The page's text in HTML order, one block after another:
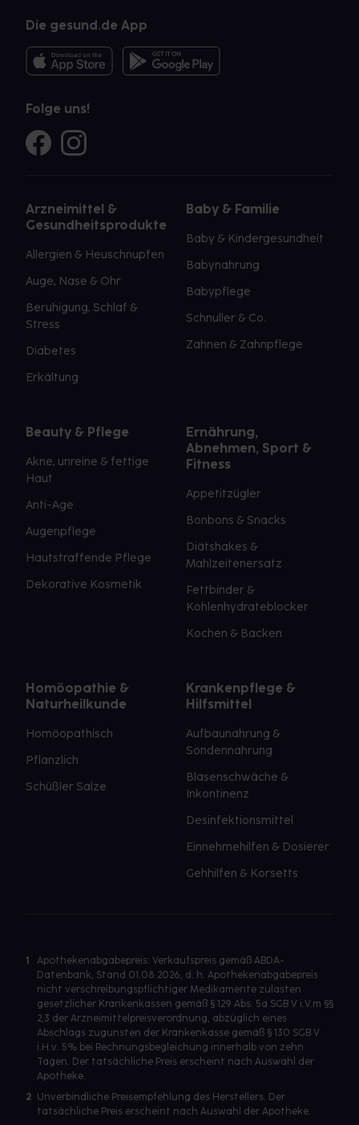
Die gesund.de App
Folge uns!
Arzneimittel &
Gesundheitsprodukte
Allergien & Heuschnupfen
Auge, Nase & Ohr
Beruhigung, Schlaf &
Stress
Diabetes
Erkältung
Baby & Familie
Baby & Kindergesundheit
Babynahrung
Babypflege
Schnuller & Co.
Zahnen & Zahnpflege
Beauty & Pflege
Akne, unreine & fettige
Haut
Anti-Age
Augenpflege
Hautstraffende Pflege
Dekorative Kosmetik
Ernährung,
Abnehmen, Sport &
Fitness
Appetitzügler
Bonbons & Snacks
Diätshakes &
Mahlzeitenersatz
Fettbinder &
Kohlenhydrateblocker
Kochen & Backen
Homöopathie &
Naturheilkunde
Homöopathisch
Pflanzlich
Schüßler Salze
Krankenpflege &
Hilfsmittel
Aufbaunahrung &
Sondennahrung
Blasenschwäche &
Inkontinenz
Desinfektionsmittel
Einnehmehilfen & Dosierer
Gehhilfen & Korsetts
1
Apothekenabgabepreis: Verkaufspreis gemäß ABDA-
Datenbank, Stand 01.08.2026, d. h. Apothekenabgabepreis
nicht verschreibungspflichtiger Medikamente zulasten
gesetzlicher Krankenkassen gemäß § 129 Abs. 5a SGB V i.V.m §§
2,3 der Arzneimittelpreisverordnung, abzüglich eines
Abschlags zugunsten der Krankenkasse gemäß § 130 SGB V
i.H.v. 5% bei Rechnungsbegleichung innerhalb von zehn
Tagen. Der tatsächliche Preis erscheint nach Auswahl der
Apotheke.
2 Unverbindliche Preisempfehlung des Herstellers. Der
tatsächliche Preis erscheint nach Auswahl der Apotheke.